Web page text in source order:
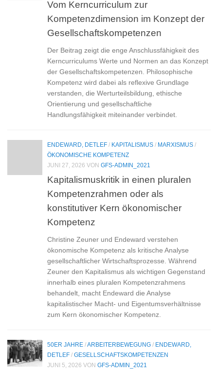
Vom Kerncurriculum zur
Kompetenzdimension im Konzept der
Gesellschaftskompetenzen
Der Beitrag zeigt die enge Anschlussfähigkeit des
Kerncurriculums Werte und Normen an das Konzept
der Gesellschaftskompetenzen. Philosophische
Kompetenz wird dabei als reflexive Grundlage
verstanden, die Werturteilsbildung, ethische
Orientierung und gesellschaftliche
Handlungsfähigkeit miteinander verbindet.
ENDEWARD, DETLEF / KAPITALISMUS / MARXISMUS /
ÖKONOMISCHE KOMPETENZ
JUNI 27, 2026 VON GFS-ADMIN_2021
Kapitalismuskritik in einen pluralen
Kompetenzrahmen oder als
konstitutiver Kern ökonomischer
Kompetenz
Christine Zeuner und Endeward verstehen
ökonomische Kompetenz als kritische Analyse
gesellschaftlicher Wirtschaftsprozesse. Während
Zeuner den Kapitalismus als wichtigen Gegenstand
innerhalb eines pluralen Kompetenzrahmens
behandelt, macht Endeward die Analyse
kapitalistischer Macht- und Eigentumsverhältnisse
zum Kern ökonomischer Kompetenz.
50ER JAHRE /ARBEITERBEWEGUNG / ENDEWARD,
DETLEF / GESELLSCHAFTSKOMPETENZEN
JUNI 5, 2026 VON GFS-ADMIN_2021